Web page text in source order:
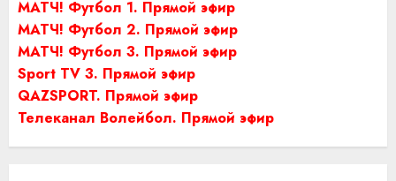
МАТЧ! Футбол 1. Прямой эфир
МАТЧ! Футбол 2. Прямой эфир
МАТЧ! Футбол 3. Прямой эфир
Sport TV 3. Прямой эфир
QAZSPORT. Прямой эфир
Телеканал Волейбол. Прямой эфир